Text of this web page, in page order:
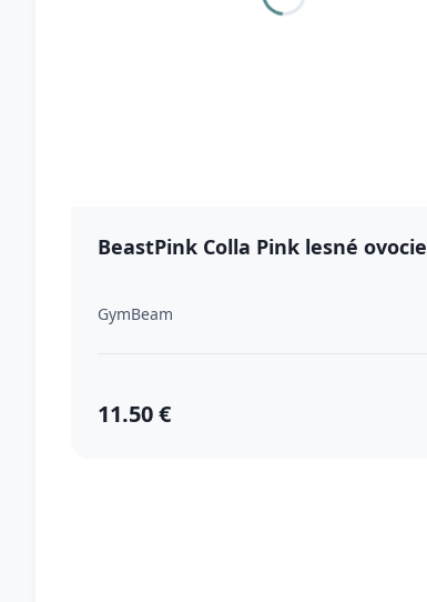
BeastPink Colla Pink lesné ovocie
GymBeam
11.50 €